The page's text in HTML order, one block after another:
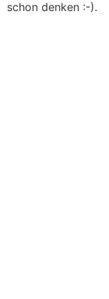
schon denken :-).